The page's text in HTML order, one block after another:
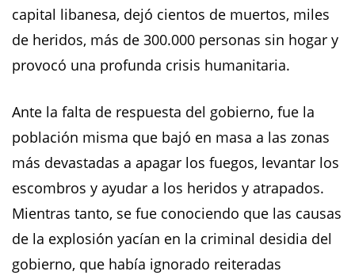
capital libanesa, dejó cientos de muertos, miles
de heridos, más de 300.000 personas sin hogar y
provocó una profunda crisis humanitaria.
Ante la falta de respuesta del gobierno, fue la
población misma que bajó en masa a las zonas
más devastadas a apagar los fuegos, levantar los
escombros y ayudar a los heridos y atrapados.
Mientras tanto, se fue conociendo que las causas
de la explosión yacían en la criminal desidia del
gobierno, que había ignorado reiteradas